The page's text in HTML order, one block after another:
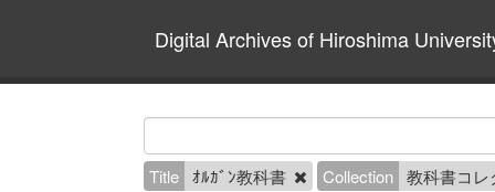
Digital Archives of Hiroshima
Title ｵﾙｶﾞﾝ教科書 Collection 教科書コ